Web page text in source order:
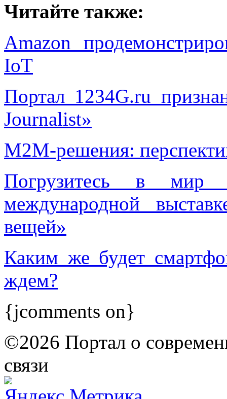
Читайте также:
Amazon
IoT
Портал 1234G.ru
Journalist»
М2М-решения:
Погрузитесь в мир
международной
вещей»
Каким же будет
ждем?
{jcomments on}
©2026 Портал о
связи